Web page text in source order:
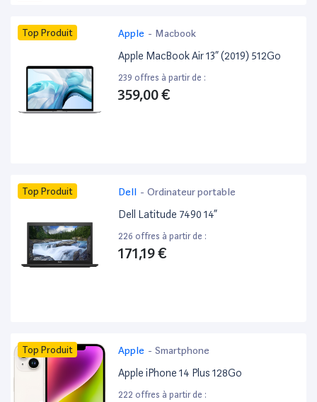
Top Produit Apple - Macbook
Apple MacBook Air 13” (2019) 512Go
239 offres à partir de :
359,00 €
Top Produit Dell - Ordinateur portable
Dell Latitude 7490 14”
226 offres à partir de :
171,19 €
Top Produit Apple - Smartphone
Apple iPhone 14 Plus 128Go
222 offres à partir de :